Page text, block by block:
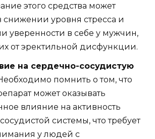
этого средства может
снижении уровня стресса и
уверенности в себе у мужчин,
от эректильной дисфункции.
на сердечно-сосудистую
помнить о том, что
может оказывать
влияние на активность
системы, что требует
у людей с